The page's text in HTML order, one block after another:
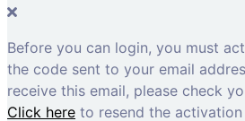
Before you can login, you must
the code sent to your email
receive this email, please check
Click here to resend the